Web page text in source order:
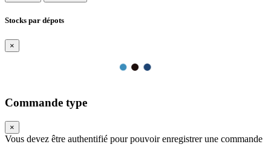
Stocks par dépots
×
Commande type
×
Vous devez être authentifié pour pouvoir enregistrer une commande